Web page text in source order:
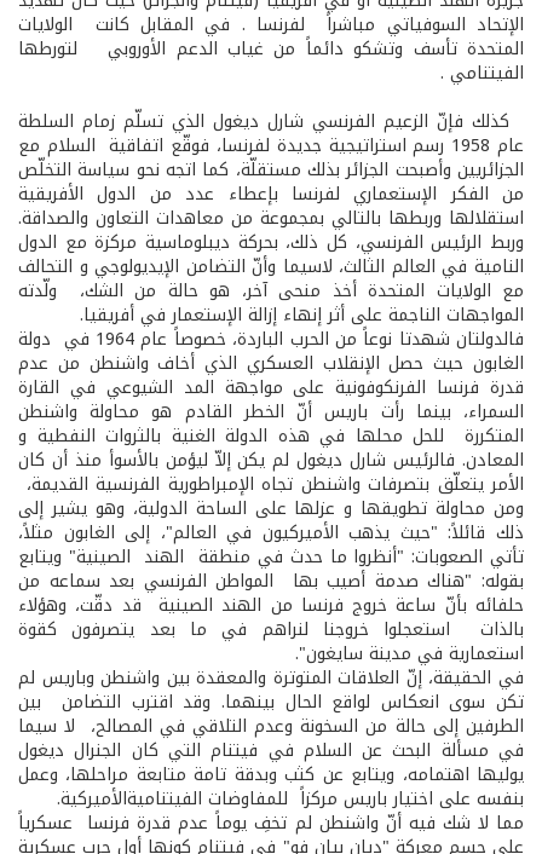
الإتحاد السوفياتي مباشراً لفرنسا . في المقابل كانت الولايات
المتحدة تأسف وتشكو دائماً من غياب الدعم الأوروبي لتورطها
الفيتنامي .
كذلك فإنّ الزعيم الفرنسي شارل ديغول الذي تسلّم زمام السلطة
عام 1958 رسم استراتيجية جديدة لفرنسا، فوقّع اتفاقية السلام مع
الجزائريين وأصبحت الجزائر بذلك مستقلّة، كما اتجه نحو سياسة التخلّص
من الفكر الإستعماري لفرنسا بإعطاء عدد من الدول الأفريقية
استقلالها وربطها بالتالي بمجموعة من معاهدات التعاون والصداقة.
وربط الرئيس الفرنسي، كل ذلك، بحركة ديبلوماسية مركزة مع الدول
النامية في العالم الثالث، لاسيما وأنّ التضامن الإيديولوجي و التحالف
مع الولايات المتحدة أخذ منحى آخر، هو حالة من الشك، ولّدته
المواجهات الناجمة على أثر إنهاء إزالة الإستعمار في أفريقيا.
فالدولتان شهدتا نوعاً من الحرب الباردة، خصوصاً عام 1964 في دولة
الغابون حيث حصل الإنقلاب العسكري الذي أخاف واشنطن من عدم
قدرة فرنسا الفرنكوفونية على مواجهة المد الشيوعي في القارة
السمراء، بينما رأت باريس أنّ الخطر القادم هو محاولة واشنطن
المتكررة للحل محلها في هذه الدولة الغنية بالثروات النفطية و
المعادن. فالرئيس شارل ديغول لم يكن إلاّ ليؤمن بالأسوأ منذ أن كان
الأمر يتعلّق بتصرفات واشنطن تجاه الإمبراطورية الفرنسية القديمة،
ومن محاولة تطويقها و عزلها على الساحة الدولية، وهو يشير إلى
ذلك قائلاً: "حيث يذهب الأميركيون في العالم"، إلى الغابون مثلاً،
تأتي الصعوبات: "أنظروا ما حدث في منطقة الهند ­ الصينية" ويتابع
بقوله: "هناك صدمة أصيب بها المواطن الفرنسي بعد سماعه من
حلفائه بأنّ ساعة خروج فرنسا من الهند­ الصينية قد دقّت، وهؤلاء
بالذات استعجلوا خروجنا لنراهم في ما بعد يتصرفون كقوة
استعمارية في مدينة سايغون".
في الحقيقة، إنّ العلاقات المتوترة والمعقدة بين واشنطن وباريس لم
تكن سوى انعكاس لواقع الحال بينهما. وقد اقترب التضامن بين
الطرفين إلى حالة من السخونة وعدم التلاقي في المصالح، لا سيما
في مسألة البحث عن السلام في فيتنام التي كان الجنرال ديغول
يوليها اهتمامه، ويتابع عن كثب وبدقة تامة متابعة مراحلها، وعمل
بنفسه على اختيار باريس مركزاً للمفاوضات الفيتنامية­الأميركية.
مما لا شك فيه أنّ واشنطن لم تخفِ يوماً عدم قدرة فرنسا عسكرياً
على حسم معركة "ديان بيان فو" في فيتنام كونها أول حرب عسكرية